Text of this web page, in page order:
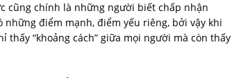
cũng chính là những người biết chấp nhận
điểm mạnh, điểm yếu riêng, bởi vậy khi
“khoảng cách” giữa mọi người mà còn thấy